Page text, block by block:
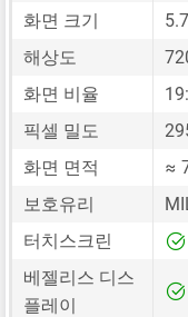
화면 크기
해상도
화면 비율
픽셀 밀도
화면 면적
≈
보호유리
터치스크린
베젤리스 디스
플레이